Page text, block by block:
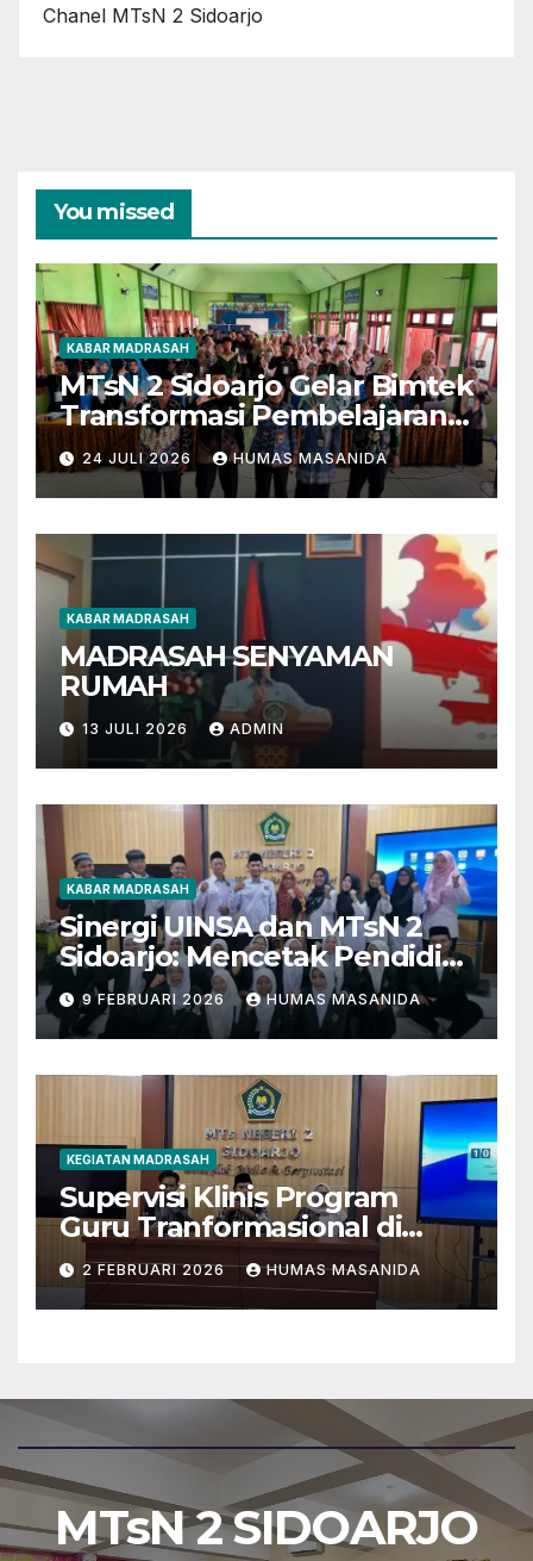
Chanel MTsN 2 Sidoarjo
You missed
KABAR MADRASAH
MTsN 2 Sidoarjo Gelar Bimtek
Transformasi Pembelajaran
Berbasis AI dan Deep
Learning
24 JULI 2026 HUMAS MASANIDA
KABAR MADRASAH
MADRASAH SENYAMAN
RUMAH
13 JULI 2026 ADMIN
KABAR MADRASAH
Sinergi UINSA dan MTsN 2
Sidoarjo: Mencetak Pendidik
Berkarakter Menghadapi
Tantangan Zaman
9 FEBRUARI 2026 HUMAS MASANIDA
KEGIATAN MADRASAH
Supervisi Klinis Program
Guru Tranformasional di
MTsN 2 Sidoarjo
2 FEBRUARI 2026 HUMAS MASANIDA
MTsN 2 SIDOARJO